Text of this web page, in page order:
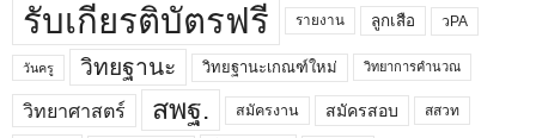
รับเกียรติบัตรฟรี รายงาน ลูกเสือ วPA
วันครู วิทยฐานะ วิทยฐานะเกณฑ์ใหม่ วิทยาการคำนวณ
วิทยาศาสตร์ สพฐ. สมัครงาน สมัครสอบ สสวท